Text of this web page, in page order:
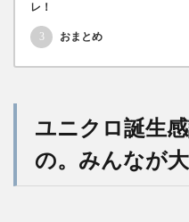
レ！
3 おまとめ
ユニクロ誕生
の。みんなが